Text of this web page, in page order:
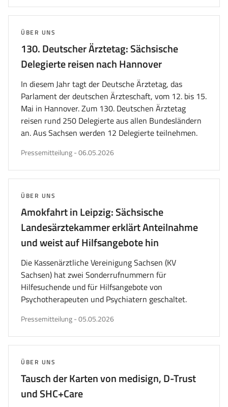
130. Deutscher Ärztetag: Sächsische
Delegierte reisen nach Hannover
THEMA:
ÜBER UNS
In diesem Jahr tagt der Deutsche Ärztetag, das
Parlament der deutschen Ärzteschaft, vom 12. bis 15.
Mai in Hannover. Zum 130. Deutschen Ärztetag
reisen rund 250 Delegierte aus allen Bundesländern
an. Aus Sachsen werden 12 Delegierte teilnehmen.
Pressemitteilungveröffentlicht
-06.05.2026
Amokfahrt in Leipzig: Sächsische
Landesärztekammer erklärt Anteilnahme
und weist auf Hilfsangebote hin
THEMA:
ÜBER UNS
Die Kassenärztliche Vereinigung Sachsen (KV
Sachsen) hat zwei Sonderrufnummern für
Hilfesuchende und für Hilfsangebote von
Psychotherapeuten und Psychiatern geschaltet.
Pressemitteilungveröffentlicht
-05.05.2026
Tausch der Karten von medisign, D-Trust
und SHC+Care
THEMA:
ÜBER UNS